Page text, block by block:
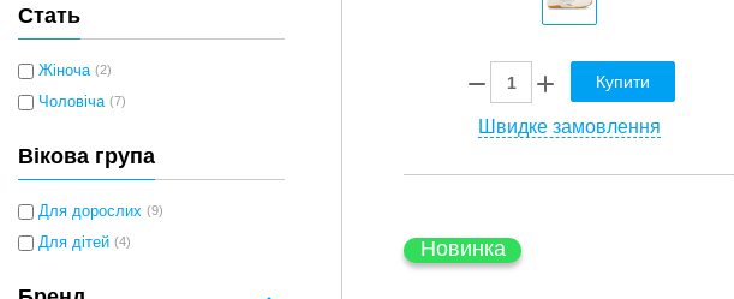
Стать
Жіноча (2)
Чоловіча (7)
Вікова група
Для дорослих (9)
Для дітей (4)
Купити
Швидке замовлення
Новинка